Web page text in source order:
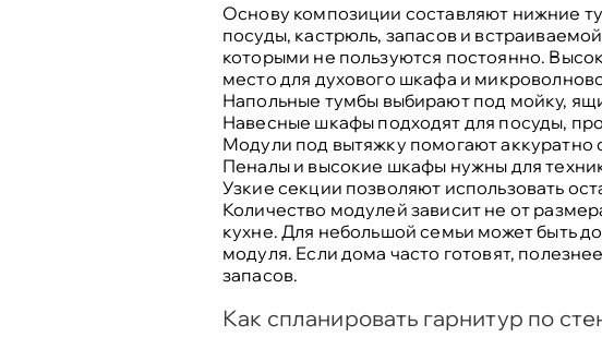
Основу композиции составляют нижние
посуды, кастрюль, запасов и
которыми не пользуются постоянно.
место для духового шкафа и
Напольные тумбы выбирают под мойку,
Навесные шкафы подходят для посуды,
Модули под вытяжку помогают аккуратно
Пеналы и высокие шкафы нужны для
Узкие секции позволяют использовать
Количество модулей зависит не от
кухне. Для небольшой семьи может быть
модуля. Если дома часто готовят,
запасов.
Как спланировать гарнитур по